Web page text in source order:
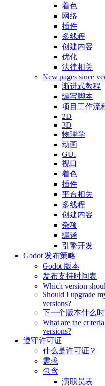
着色
网络
插件
多线程
创建内容
优化
法律相关
New pages since
渐进式教程
编写脚本
项目工作流
2D
3D
物理学
动画
GUI
视口
着色
插件
平台相关
多线程
创建内容
杂项
编译
引擎开发
Godot 发布策略
Godot 版本
发布支持时间表
Which version
Should I upgrade
versions?
下一个版本什么
What are the
versions?
遵守许可证
什么是许可证？
需求
包含
演职员表